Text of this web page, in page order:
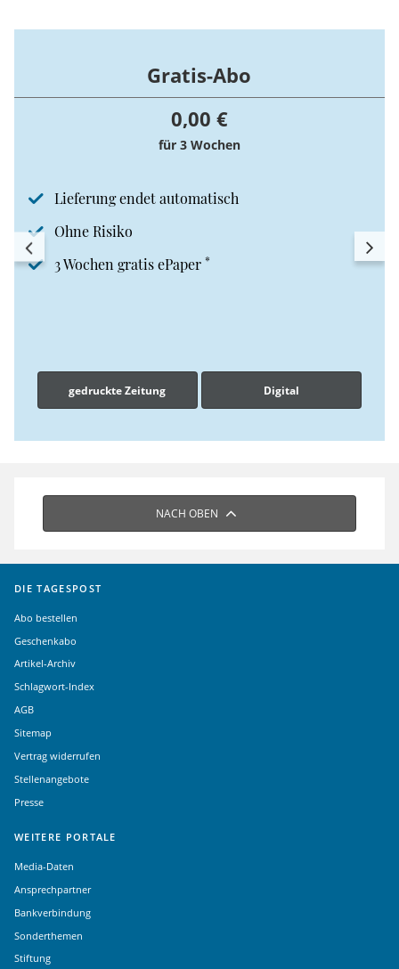
Gratis-Abo
0,00 €
für 3 Wochen
Lieferung endet automatisch
Ohne Risiko
3 Wochen gratis ePaper *
gedruckte Zeitung Digital
NACH OBEN
DIE TAGESPOST
Abo bestellen
Geschenkabo
Artikel-Archiv
Schlagwort-Index
AGB
Sitemap
Vertrag widerrufen
Stellenangebote
Presse
WEITERE PORTALE
Media-Daten
Ansprechpartner
Bankverbindung
Sonderthemen
Stiftung